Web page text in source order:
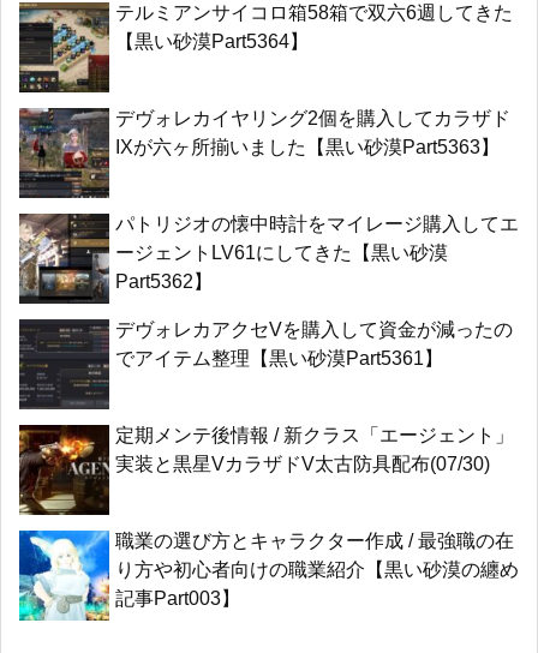
テルミアンサイコロ箱58箱で双六6週してきた
【黒い砂漠Part5364】
デヴォレカイヤリング2個を購入してカラザド
IXが六ヶ所揃いました【黒い砂漠Part5363】
パトリジオの懐中時計をマイレージ購入してエ
ージェントLV61にしてきた【黒い砂漠
Part5362】
デヴォレカアクセVを購入して資金が減ったの
でアイテム整理【黒い砂漠Part5361】
定期メンテ後情報 / 新クラス「エージェント」
実装と黒星VカラザドV太古防具配布(07/30)
職業の選び方とキャラクター作成 / 最強職の在
り方や初心者向けの職業紹介【黒い砂漠の纏め
記事Part003】